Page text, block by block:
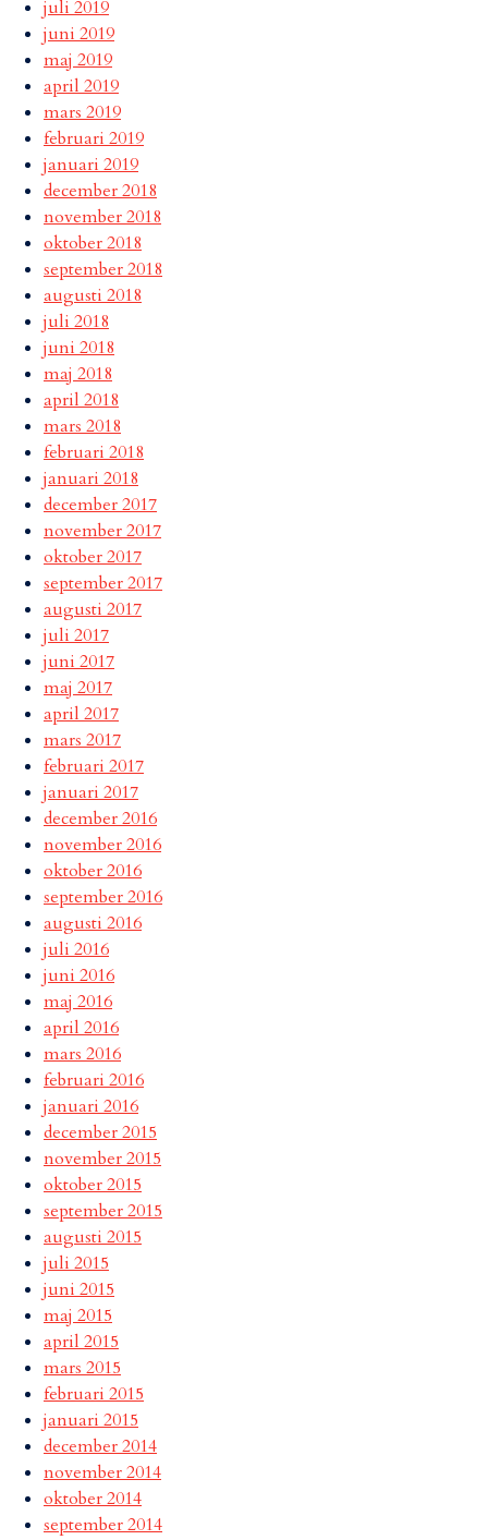
juli 2019
juni 2019
maj 2019
april 2019
mars 2019
februari 2019
januari 2019
december 2018
november 2018
oktober 2018
september 2018
augusti 2018
juli 2018
juni 2018
maj 2018
april 2018
mars 2018
februari 2018
januari 2018
december 2017
november 2017
oktober 2017
september 2017
augusti 2017
juli 2017
juni 2017
maj 2017
april 2017
mars 2017
februari 2017
januari 2017
december 2016
november 2016
oktober 2016
september 2016
augusti 2016
juli 2016
juni 2016
maj 2016
april 2016
mars 2016
februari 2016
januari 2016
december 2015
november 2015
oktober 2015
september 2015
augusti 2015
juli 2015
juni 2015
maj 2015
april 2015
mars 2015
februari 2015
januari 2015
december 2014
november 2014
oktober 2014
september 2014